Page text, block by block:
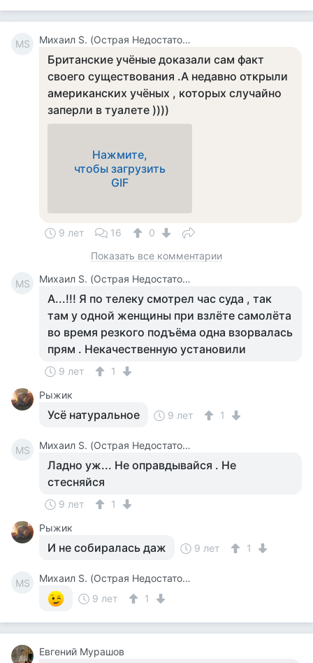
МS Михаил S. (Острая Недостаточность Сказочных Событий В Моей Жизни )
Британские учёные доказали сам факт
своего существования .А недавно открыли
американских учёных , которых случайно
заперли в туалете ))))
Нажмите,
чтобы загрузить
GIF
9 лет 16
0
Показать все комментарии
МS Михаил S. (Острая Недостаточность Сказочных Событий В Моей Жизни )
А...!!! Я по телеку смотрел час суда , так
там у одной женщины при взлёте самолёта
во время резкого подъёма одна взорвалась
прям . Некачественную установили
9 лет
1
Рыжик
Усё натуральное 9 лет 1
МS Михаил S. (Острая Недостаточность Сказочных Событий В Моей Жизни )
Ладно уж... Не оправдывайся . Не
стесняйся
9 лет
1
Рыжик
И не собиралась даж 9 лет 1
МS
Михаил S. (Острая Недостаточность Сказочных Событий В Моей Жизни )
9 лет
1
Евгений Мурашов